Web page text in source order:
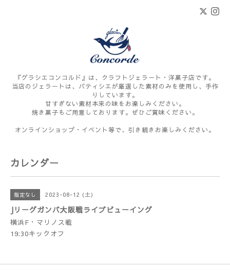
『グラシエコンコルド』は、クラフトジェラート・洋菓子店です。
当店のジェラートは、パティシエが厳選した素材のみを使用し、手作
りしています。
甘すぎない素材本来の味をお楽しみください。
焼き菓子もご用意しております。ぜひご賞味ください。
オンラインショップ・イベント等で、引き続きお楽しみください。
カレンダー
指定なし 2023-08-12 (土)
Jリーグガンバ大阪戦ライブビューイング
横浜F・マリノス戦
19:30キックオフ